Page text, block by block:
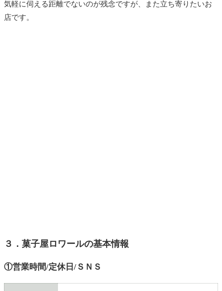
気軽に伺える距離でないのが残念ですが、また立ち寄りたいお
店です。
３．菓子屋ロワールの基本情報
①営業時間/定休日/ＳＮＳ